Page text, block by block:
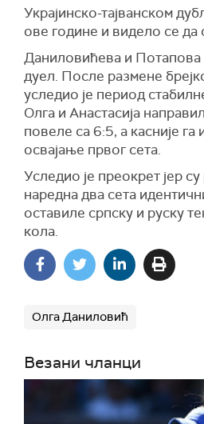
Украјинско-тајванском
ове године и видело се да
Даниловићева и
дуел. После размене
уследио је период
Олга и Анастасија
повеле са 6:5, а касније га
освајање првог сета.
Уследио је преокрет јер
наредна два сета
оставиле српску и руску
кола.
Олга Даниловић
Везани чланци